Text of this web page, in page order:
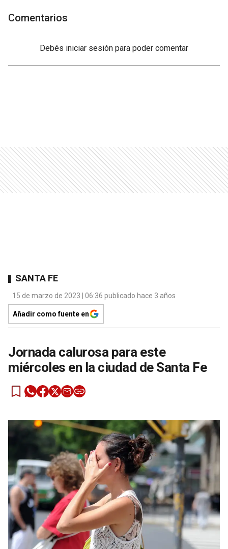
Comentarios
Debés iniciar sesión para poder comentar
SANTA FE
15 de marzo de 2023 | 06:36 publicado hace 3 años
Añadir como fuente en
Jornada calurosa para este
miércoles en la ciudad de Santa Fe